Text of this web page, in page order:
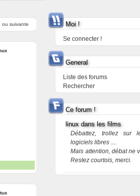
ou suivante Moi !
Se connecter !
General
Liste des forums
Rechercher
Ce forum !
linux dans les films
Débattez, trollez sur
logiciels libres ....
Mais attention, débat ne
Restez courtois, merci.